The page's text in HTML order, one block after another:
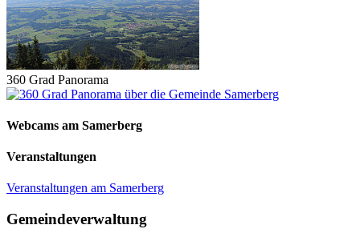
360 Grad Panorama
Webcams am Samerberg
Veranstaltungen
Veranstaltungen am Samerberg
Gemeindeverwaltung